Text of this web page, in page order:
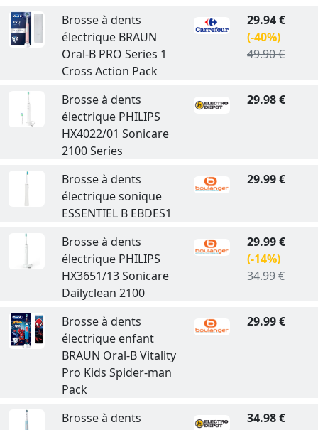
Brosse à dents
électrique BRAUN
Oral-B PRO Series 1
Cross Action Pack
29.94 €
(-40%)
49.90 €
Brosse à dents
électrique PHILIPS
HX4022/01 Sonicare
2100 Series
29.98 €
Brosse à dents
électrique sonique
ESSENTIEL B EBDES1
29.99 €
Brosse à dents
électrique PHILIPS
HX3651/13 Sonicare
Dailyclean 2100
29.99 €
(-14%)
34.99 €
Brosse à dents
électrique enfant
BRAUN Oral-B Vitality
Pro Kids Spider-man
Pack
29.99 €
Brosse à dents
34.98 €